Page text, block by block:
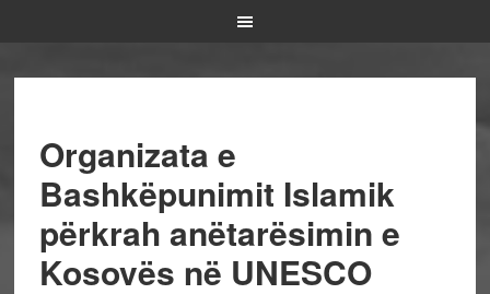
Organizata e
Bashkëpunimit Islamik
përkrah anëtarësimin e
Kosovës në UNESCO